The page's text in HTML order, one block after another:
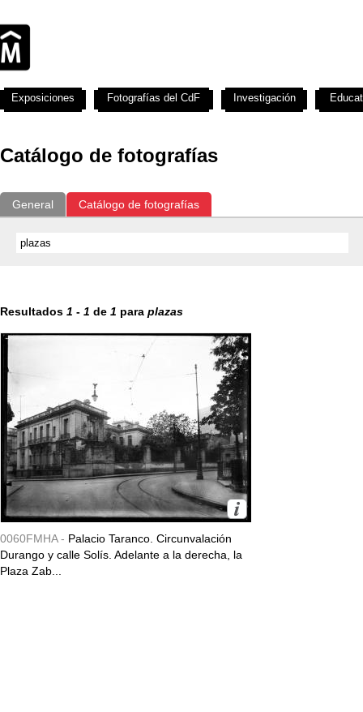
Catálogo de fotografías
General Catálogo de fotografías
Resultados 1 - 1 de 1 para plazas
0060FMHA - Palacio Taranco. Circunvalación
Durango y calle Solís. Adelante a la derecha, la
Plaza Zab...
Exposiciones Fotografías del CdF Investigación